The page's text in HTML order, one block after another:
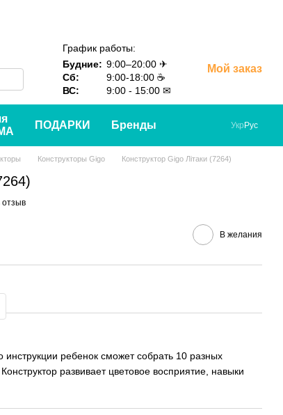
График работы:
Будние: 9:00–20:00 ✈
Сб:
9:00-18:00 ☕
ВС:
9:00 - 15:00 ✉
Мой заказ
ПОДАРКИ Бренды Укр Рус
Конструкторы Gigo Конструктор Gigo Лiтаки (7264)
отзыв
В желания
ребенок сможет собрать 10 разных
развивает цветовое восприятие, навыки